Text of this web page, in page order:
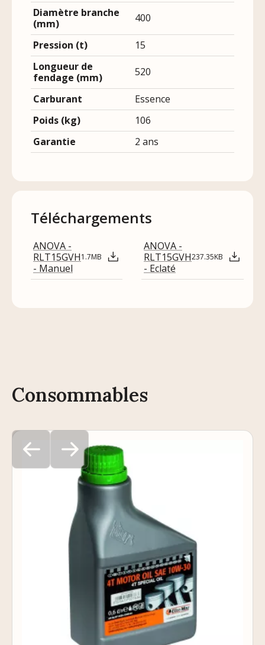
Diamètre branche
(mm)
400
Pression (t)
15
Longueur de
fendage (mm)
520
Carburant
Essence
Poids (kg)
106
Garantie
2 ans
Téléchargements
ANOVA -
RLT15GVH
- Manuel
1.7MB
ANOVA -
RLT15GVH
- Eclaté
237.35KB
Consommables